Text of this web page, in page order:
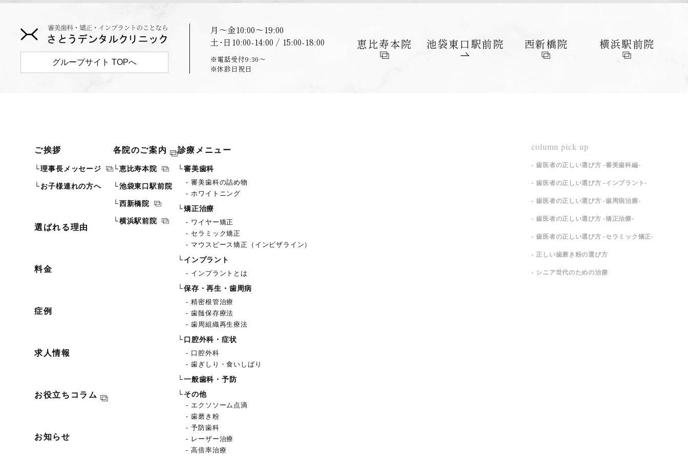
グループサイト TOPへ
月〜金10:00〜19:00
土･日 10:00-14:00 / 15:00-18:00
※電話受付9:30〜
※休診日祝日
恵比寿本院 池袋東口 駅前院 西新橋院 横浜駅前院
ご挨拶
理事長メッセージ
お子様連れの方へ
選ばれる理由
料金
症例
求人情報
お役立ちコラム
お知らせ
各院のご案内
恵比寿本院
池袋東口駅前院
西新橋院
横浜駅前院
診療メニュー
審美歯科
審美歯科の詰め物
ホワイトニング
矯正治療
ワイヤー矯正
セラミック矯正
マウスピース矯正（インビザライン）
インプラント
インプラントとは
保存・再生・歯周病
精密根管治療
歯髄保存療法
歯周組織再生療法
口腔外科・症状
口腔外科
歯ぎしり・食いしばり
一般歯科・予防
その他
エクソソーム点滴
歯磨き粉
予防歯科
レーザー治療
高倍率治療
column pick up
歯医者の正しい選び方 -審美歯科編-
歯医者の正しい選び方 -インプラント-
歯医者の正しい選び方 -歯周病治療-
歯医者の正しい選び方 -矯正治療-
歯医者の正しい選び方 -セラミック矯正-
正しい歯磨き粉の選び方
シニア世代のための治療